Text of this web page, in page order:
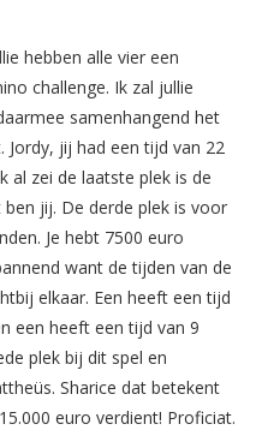
hebben alle vier een
challenge. Ik zal jullie
samenhangend het
jij had een tijd van 22
al zei de laatste plek is de
jij. De derde plek is voor
Je hebt 7500 euro
want de tijden van de
elkaar. Een heeft een tijd
een heeft een tijd van 9
plek bij dit spel en
Sharice dat betekent
euro verdient! Proficiat.